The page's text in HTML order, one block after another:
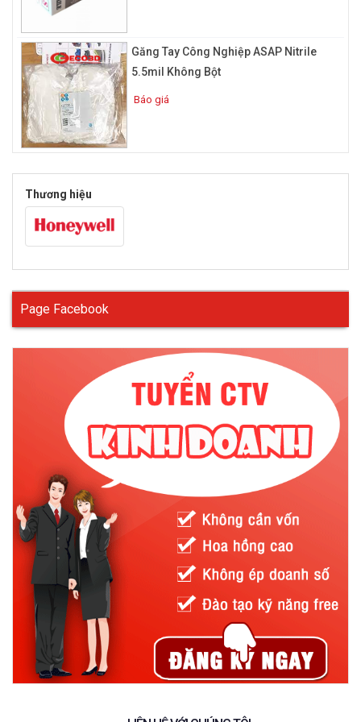
Tại sao phải dùng găng tay phòng sạch ?
Nguyên nhân chính khiến những nhân viên công tác trong
phòng sạch nhất định phải sử dụng găng tay chống tĩnh điện
chính là do sự an toàn của bản thân và hiệu quả công việc.
Trong phòng sạch, đặc biệt là phòng sạch sản xuất công
nghiệp luôn tìm ẩn những rủi ro nguy hiểm đến tính mạng con
người.
Nguyên nhân thứ hai để nhân viên sử dụng găng tay chống tĩnh
khiển hay sử dụng các thiết bị điện tử.
Môi trường sử dụng găng tay phòng
sạch
Găng tay phòng sạch là loại
hộ lao động quan trọng dùng trong các ngành có yêu cầu cao
về mức độ sạch như.
- Bệnh viện: Yêu cầu về tính vô trùng là rất quan trọng trong
bệnh viện, đòi hỏi mọi thiết bị cần vô trùng, nhất là trong phòng
mổ, găng tay phòng sạch
là thiết bị đáp ứng được những yêu
cầu vô trùng đó. Găng tay phòng sạch được y á, bác sĩ, dược sĩ
sử dụng như một điều bắt buộc trong công việc.
- Mỹ phẩm: Hoạt động sản xuất mỹ phẩm không thể thiếu hoạt
động của bàn tay con người, nhất là với mỹ phẩm nhân tạo. Nhờ
chất, tinh khiết, chất lượng.
Găng Tay Công Nghiệp ASAP Nitrile
5.5mil Không Bột
Báo giá
Thương hiệu
Page Facebook